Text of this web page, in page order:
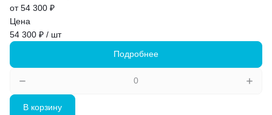
от 54 300 ₽
Цена
54 300 ₽ / шт
Подробнее
В корзину